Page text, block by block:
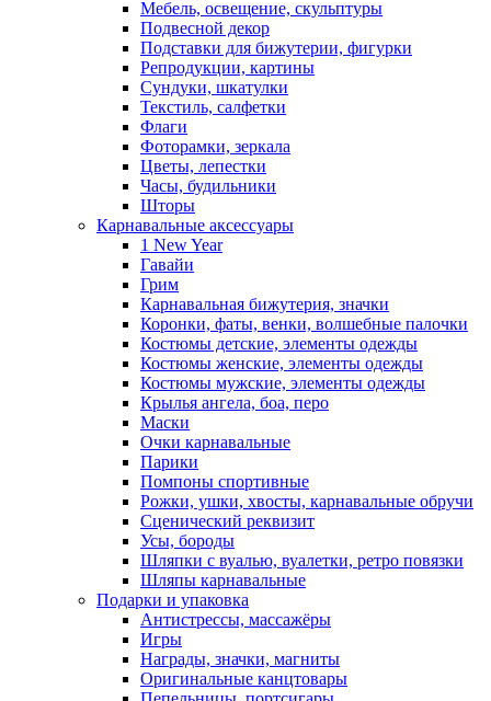
Мебель, освещение, скульптуры
Подвесной декор
Подставки для бижутерии, фигурки
Репродукции, картины
Сундуки, шкатулки
Текстиль, салфетки
Флаги
Фоторамки, зеркала
Цветы, лепестки
Часы, будильники
Шторы
Карнавальные аксессуары
1 New Year
Гавайи
Грим
Карнавальная бижутерия, значки
Коронки, фаты, венки, волшебные палочки
Костюмы детские, элементы одежды
Костюмы женские, элементы одежды
Костюмы мужские, элементы одежды
Крылья ангела, боа, перо
Маски
Очки карнавальные
Парики
Помпоны спортивные
Рожки, ушки, хвосты, карнавальные обручи
Сценический реквизит
Усы, бороды
Шляпки с вуалью, вуалетки, ретро повязки
Шляпы карнавальные
Подарки и упаковка
Антистрессы, массажёры
Игры
Награды, значки, магниты
Оригинальные канцтовары